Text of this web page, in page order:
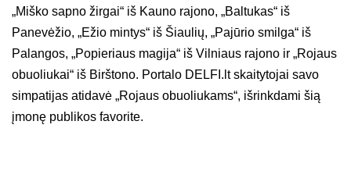
„Miško sapno žirgai“ iš Kauno rajono, „Baltukas“ iš
Panevėžio, „Ežio mintys“ iš Šiaulių, „Pajūrio smilga“ iš
Palangos, „Popieriaus magija“ iš Vilniaus rajono ir „Rojaus
obuoliukai“ iš Birštono. Portalo DELFI.lt skaitytojai savo
simpatijas atidavė „Rojaus obuoliukams“, išrinkdami šią
įmonę publikos favorite.